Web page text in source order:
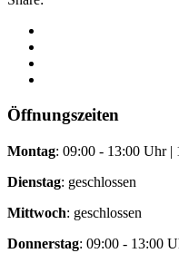
Öffnungszeiten
Montag: 09:00 - 13:00 Uhr |
Dienstag: geschlossen
Mittwoch: geschlossen
Donnerstag: 09:00 - 13:00